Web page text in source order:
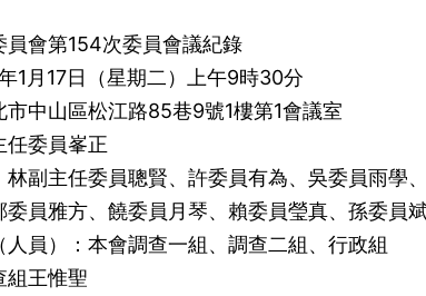
員會第154次委員會議紀錄
1月17日（星期二）上午9時30分
市中山區松江路85巷9號1樓第1會議室
任委員峯正
林副主任委員聰賢、許委員有為、吳委員雨學
委員雅方、饒委員月琴、賴委員瑩真、孫委員
人員）：本會調查一組、調查二組、行政組
組王惟聖